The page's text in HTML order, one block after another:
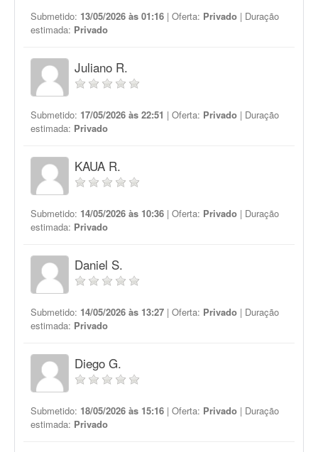
Submetido: 13/05/2026 às 01:16 | Oferta: Privado | Duração
estimada: Privado
Juliano R.
Submetido: 17/05/2026 às 22:51 | Oferta: Privado | Duração
estimada: Privado
KAUA R.
Submetido: 14/05/2026 às 10:36 | Oferta: Privado | Duração
estimada: Privado
Daniel S.
Submetido: 14/05/2026 às 13:27 | Oferta: Privado | Duração
estimada: Privado
Diego G.
Submetido: 18/05/2026 às 15:16 | Oferta: Privado | Duração
estimada: Privado